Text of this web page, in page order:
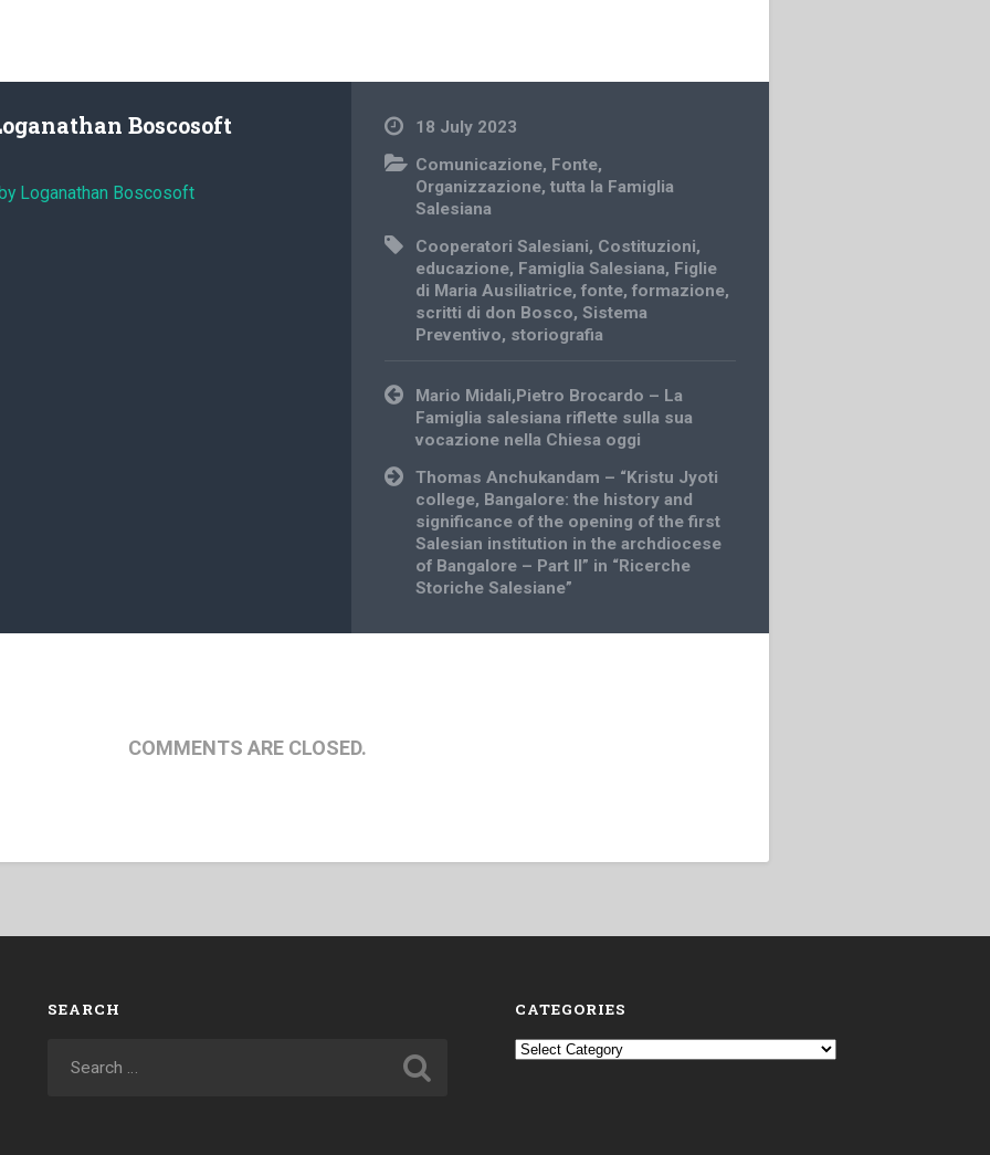
Boscosoft
Loganathan Boscosoft
18 July 2023
Comunicazione, Fonte,
Organizzazione,tutta la Famiglia
Salesiana
Cooperatori Salesiani, Costituzioni,
educazione, Famiglia Salesiana, Figlie
di Maria Ausiliatrice,fonte,formazione,
scritti di don Bosco,Sistema
Preventivo, storiografia
Post
navigation
Mario Midali,Pietro Brocardo – La
Famiglia salesiana riflette sulla sua
vocazione nella Chiesa oggi
Thomas Anchukandam – “Kristu Jyoti
college, Bangalore: the history and
significance of the opening of the first
Salesian institution in the archdiocese
of Bangalore – Part II” in “Ricerche
Storiche Salesiane”
COMMENTS ARE CLOSED.
SEARCH CATEGORIES
Categories